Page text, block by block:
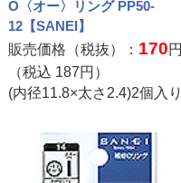
O〈オー〉リング PP50-
12【SANEI】
販売価格（税抜）： 170円
（税込 187円）
(内径11.8×太さ2.4)2個入り